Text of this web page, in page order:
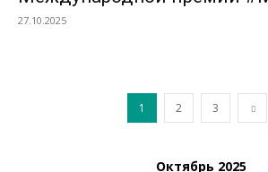
27.10.2025
1 2 3
Октябрь 2025